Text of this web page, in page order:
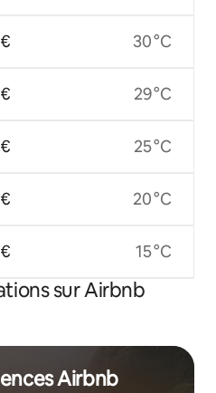
30 °C
29 °C
25 °C
20 °C
15 °C
sur Airbnb
Airbnb